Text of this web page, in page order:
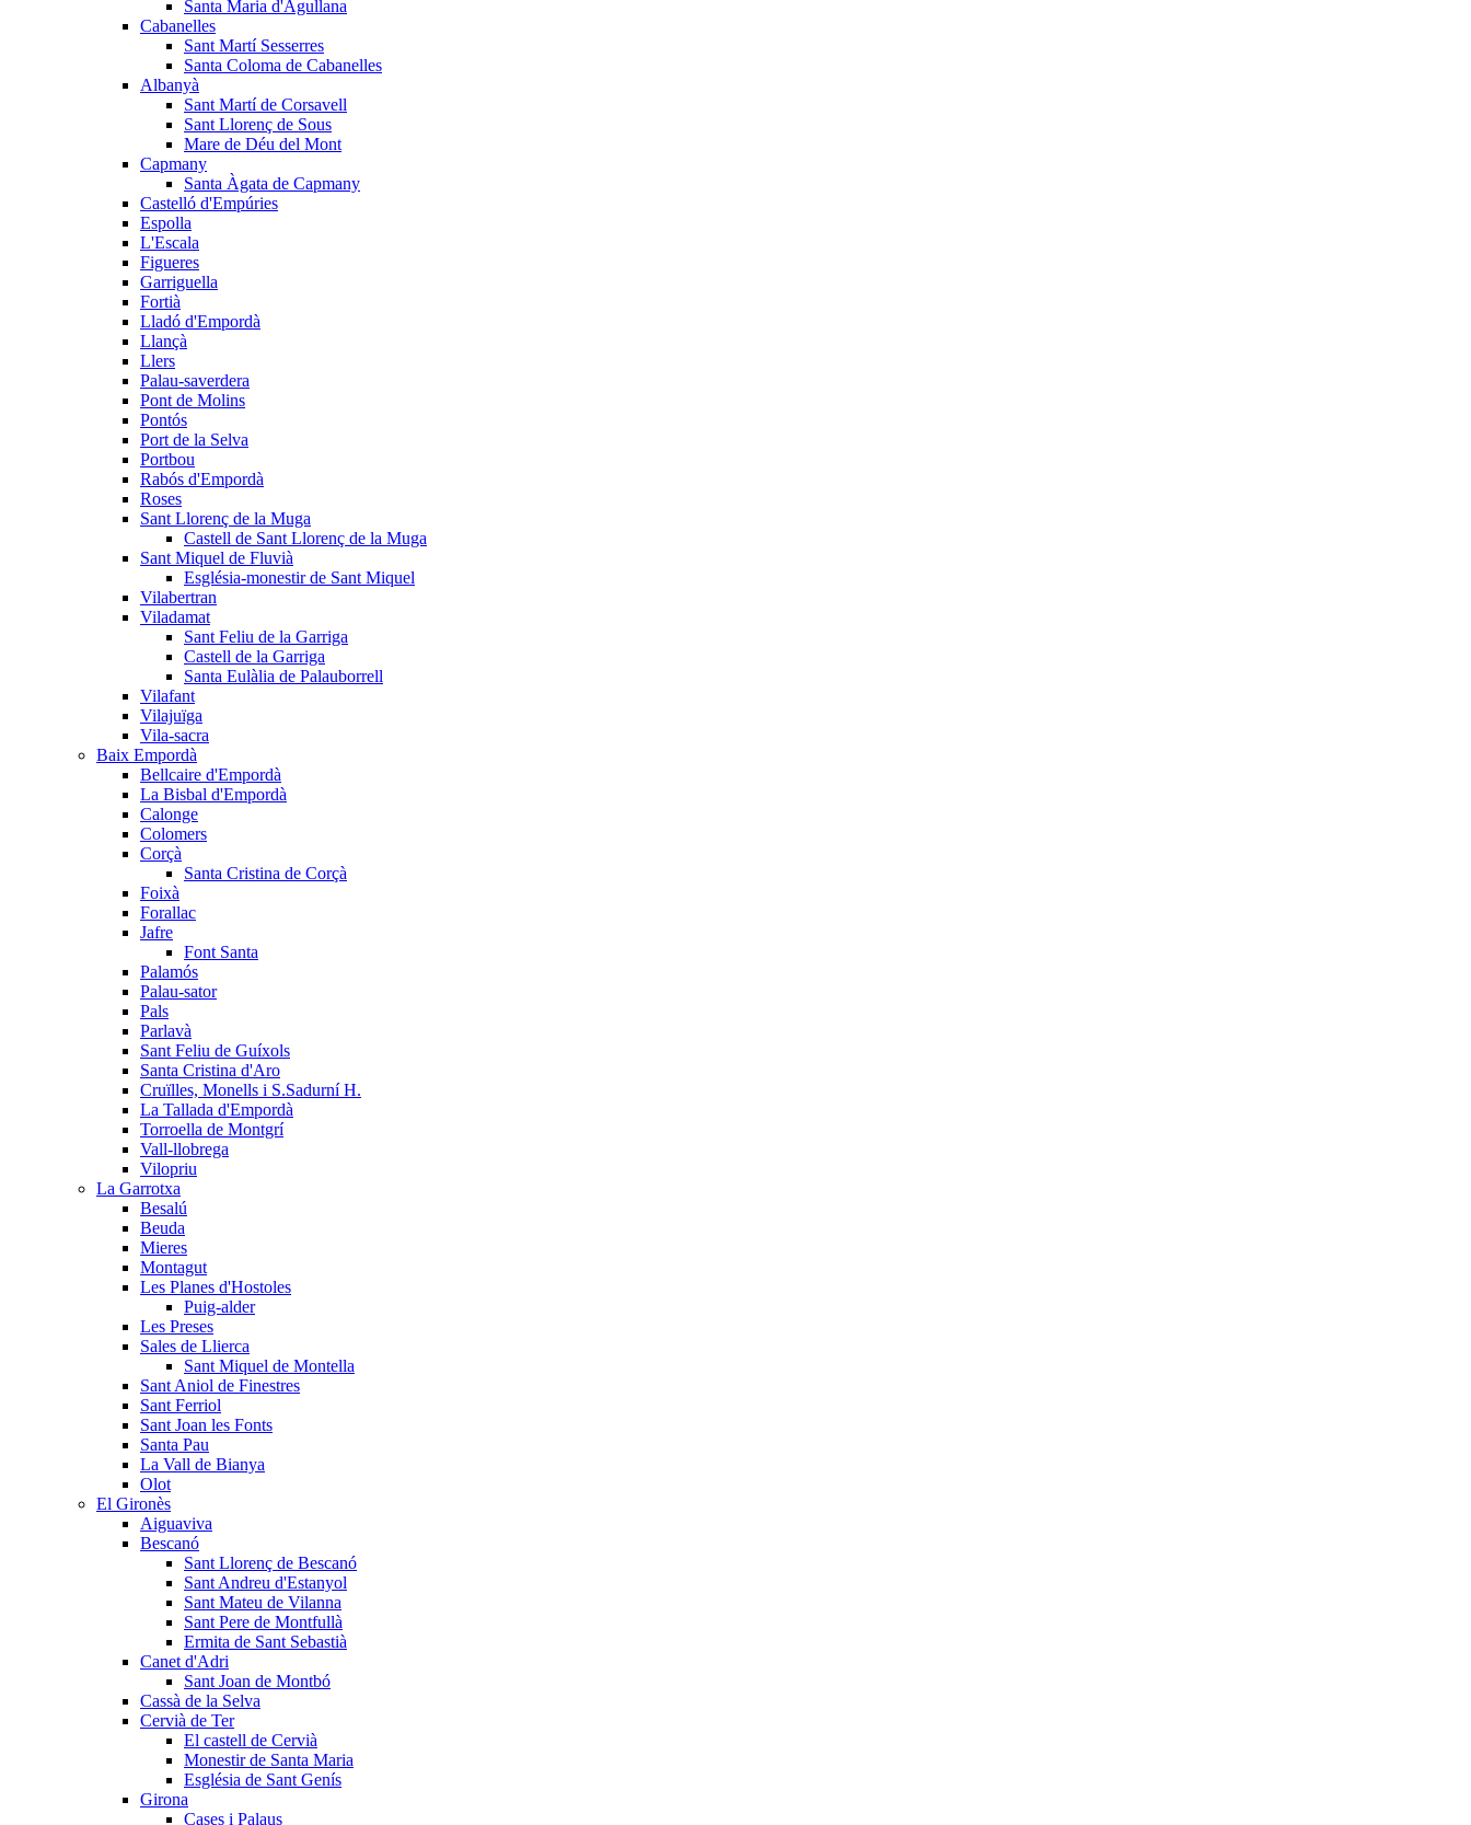
Santa Maria d'Agullana
Cabanelles
Sant Martí Sesserres
Santa Coloma de Cabanelles
Albanyà
Sant Martí de Corsavell
Sant Llorenç de Sous
Mare de Déu del Mont
Capmany
Santa Àgata de Capmany
Castelló d'Empúries
Espolla
L'Escala
Figueres
Garriguella
Fortià
Lladó d'Empordà
Llançà
Llers
Palau-saverdera
Pont de Molins
Pontós
Port de la Selva
Portbou
Rabós d'Empordà
Roses
Sant Llorenç de la Muga
Castell de Sant Llorenç de la Muga
Sant Miquel de Fluvià
Església-monestir de Sant Miquel
Vilabertran
Viladamat
Sant Feliu de la Garriga
Castell de la Garriga
Santa Eulàlia de Palauborrell
Vilafant
Vilajuïga
Vila-sacra
Baix Empordà
Bellcaire d'Empordà
La Bisbal d'Empordà
Calonge
Colomers
Corçà
Santa Cristina de Corçà
Foixà
Forallac
Jafre
Font Santa
Palamós
Palau-sator
Pals
Parlavà
Sant Feliu de Guíxols
Santa Cristina d'Aro
Cruïlles, Monells i S.Sadurní H.
La Tallada d'Empordà
Torroella de Montgrí
Vall-llobrega
Vilopriu
La Garrotxa
Besalú
Beuda
Mieres
Montagut
Les Planes d'Hostoles
Puig-alder
Les Preses
Sales de Llierca
Sant Miquel de Montella
Sant Aniol de Finestres
Sant Ferriol
Sant Joan les Fonts
Santa Pau
La Vall de Bianya
Olot
El Gironès
Aiguaviva
Bescanó
Sant Llorenç de Bescanó
Sant Andreu d'Estanyol
Sant Mateu de Vilanna
Sant Pere de Montfullà
Ermita de Sant Sebastià
Canet d'Adri
Sant Joan de Montbó
Cassà de la Selva
Cervià de Ter
El castell de Cervià
Monestir de Santa Maria
Església de Sant Genís
Girona
Cases i Palaus